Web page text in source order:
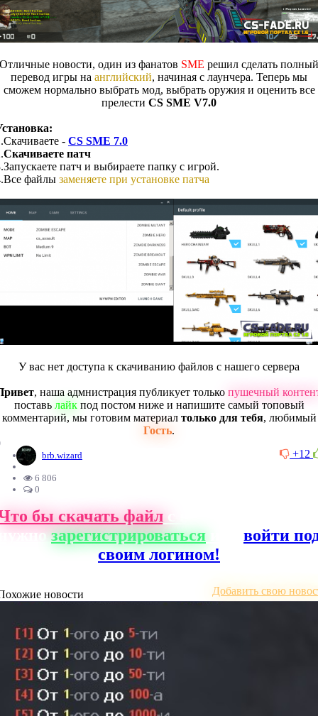
Отличные новости, один из фанатов SME решил сделать полный
перевод игры на английский, начиная с лаунчера. Теперь мы
сможем нормально выбрать мод, выбрать оружия и оценить все
прелести CS SME V7.0
- CS SME 7.0
Скачиваете патч
патч и выбираете папку с игрой.
файлы заменяете при установке патча
У вас нет доступа к скачиванию файлов с нашего сервера
, наша адмнистрация публикует только пушечный
поставь лайкпод постом ниже и напишите самый топовый
комментарий, мы готовим материал только для тебя, любимый
Гость.
+12
brb.wizard
6 806
0
бы скачать файлс нашего сайта,
зарегистрироваться
войти
своим логином!
новости Добавить свою